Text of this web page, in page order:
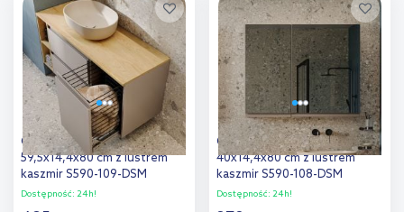
Dodaj do
porównania
Cersanit Moduo szafka
59,5x14,4x80 cm z lustrem
kaszmir S590-109-DSM
Dostępność: 24h!
Cersanit Moduo szafka
40x14,4x80 cm z lustrem
kaszmir S590-108-DSM
Dostępność: 24h!